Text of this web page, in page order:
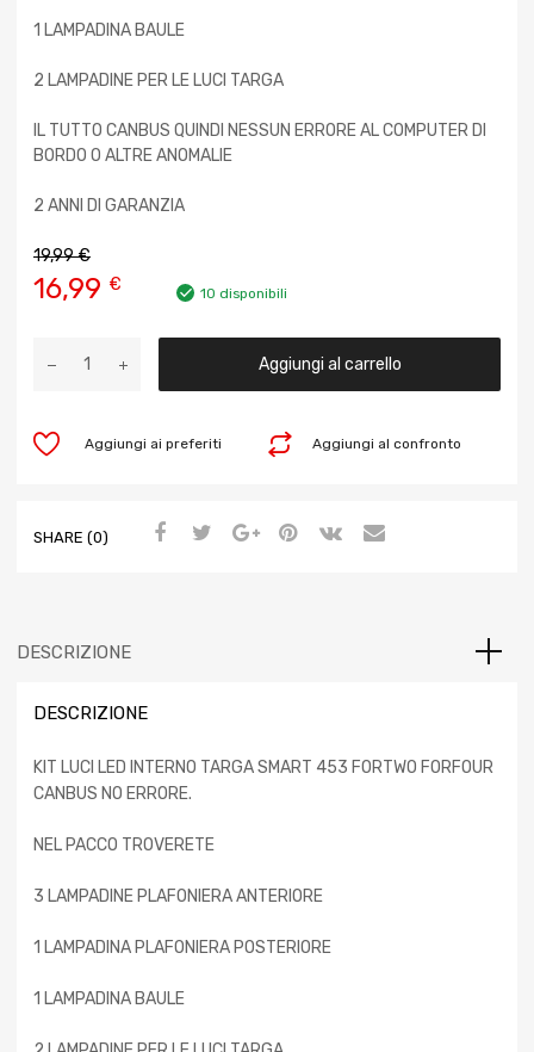
1 LAMPADINA BAULE
2 LAMPADINE PER LE LUCI TARGA
IL TUTTO CANBUS QUINDI NESSUN ERRORE AL COMPUTER DI
BORDO O ALTRE ANOMALIE
2 ANNI DI GARANZIA
19,99€
16,99 € 10 disponibili
Aggiungi al carrello
Aggiungi al confronto
Aggiungi ai preferiti
SHARE (0)
DESCRIZIONE
DESCRIZIONE
KIT LUCI LED INTERNO TARGA SMART 453 FORTWO FORFOUR
CANBUS NO ERRORE.
NEL PACCO TROVERETE
3 LAMPADINE PLAFONIERA ANTERIORE
1 LAMPADINA PLAFONIERA POSTERIORE
1 LAMPADINA BAULE